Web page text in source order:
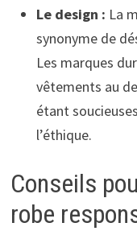
Le design : La
synonyme de
Les marques
vêtements au
étant
l’éthique.
Conseils
robe